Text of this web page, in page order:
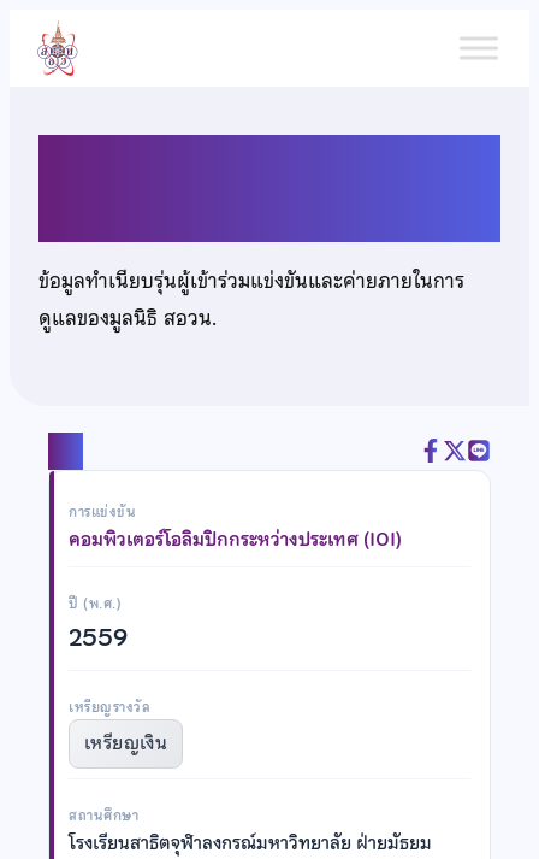
เนื้อหา
ข้อมูลทำเนียบรุ่นผู้เข้าร่วมแข่งขันและค่ายภายในการ
ดูแลของมูลนิธิ สอวน.
การแข่งขัน
คอมพิวเตอร์โอลิมปิกกระหว่างประเทศ (IOI)
ปี (พ.ศ.)
2559
เหรียญรางวัล
เหรียญเงิน
สถานศึกษา
โรงเรียนสาธิตจุฬาลงกรณ์มหาวิทยาลัย ฝ่ายมัธยม